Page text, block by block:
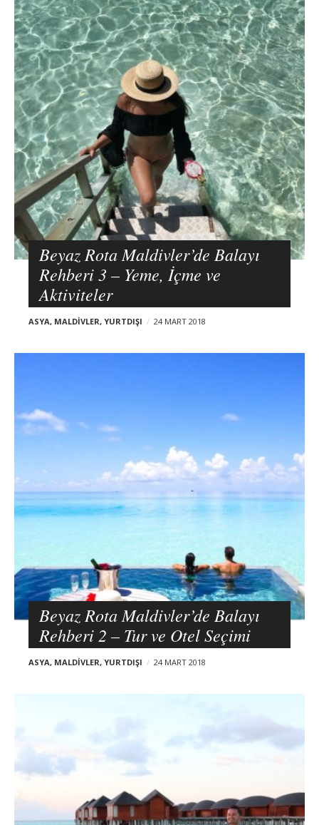
Beyaz Rota Maldivler’de Balayı
Rehberi 3 – Yeme, İçme ve
Aktiviteler
ASYA, MALDIVLER, YURTDIŞI 24 MART 2018
Beyaz Rota Maldivler’de Balayı
Rehberi 2 – Tur ve Otel Seçimi
ASYA, MALDIVLER, YURTDIŞI 24 MART 2018